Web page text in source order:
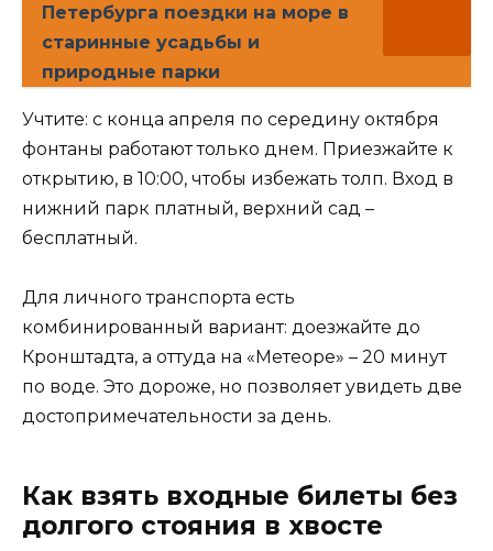
Петербурга поездки на море в
старинные усадьбы и
природные парки
Учтите: с конца апреля по середину октября
фонтаны работают только днем. Приезжайте к
открытию, в 10:00, чтобы избежать толп. Вход в
нижний парк платный, верхний сад –
бесплатный.
Для личного транспорта есть
комбинированный вариант: доезжайте до
Кронштадта, а оттуда на «Метеоре» – 20 минут
по воде. Это дороже, но позволяет увидеть две
достопримечательности за день.
Как взять входные билеты без
долгого стояния в хвосте